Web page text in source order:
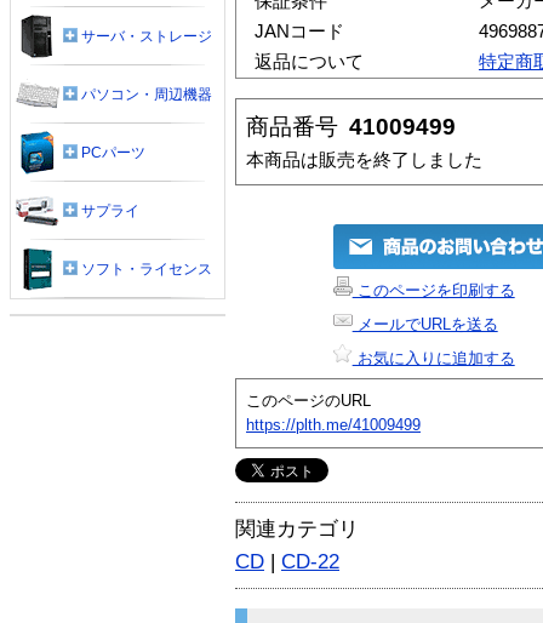
JANコード
返品について
特定商
商品番号 41009499
本商品は販売を終了しました
このページを印刷する
メールでURLを送る
お気に入りに追加する
このページのURL
https://plth.me/41009499
関連カテゴリ
CD | CD-22
サーバ・ストレージ
パソコン・周辺機器
PCパーツ
サプライ
ソフト・ライセンス